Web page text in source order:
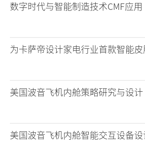
数字时代与智能制造技术CMF应用
为卡萨帝设计家电行业首款智能皮
美国波音飞机内舱策略研究与设计
美国波音飞机内舱智能交互设备设